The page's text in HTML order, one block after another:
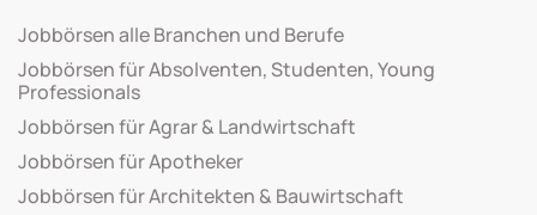
Jobbörsen alle Branchen und Berufe
Jobbörsen für Absolventen, Studenten, Young
Professionals
Jobbörsen für Agrar & Landwirtschaft
Jobbörsen für Apotheker
Jobbörsen für Architekten & Bauwirtschaft